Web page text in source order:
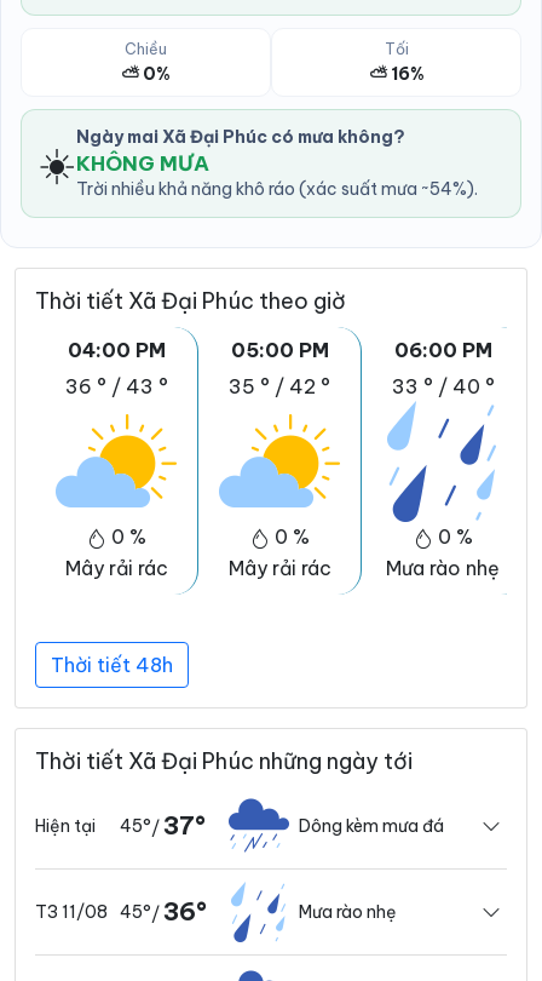
Chiều
⛅ 0%
Tối
⛅ 16%
☀️ Ngày mai Xã Đại Phúc có mưa không?
KHÔNG MƯA
Trời nhiều khả năng khô ráo (xác suất mưa ~54%).
Thời tiết Xã Đại Phúc theo giờ
04:00 PM
36 ° / 43 °
0 %
Mây rải rác
05:00 PM
35 ° / 42 °
0 %
Mây rải rác
06:00 PM
33 ° / 40 °
0 %
Mưa rào nhẹ
Thời tiết 48h
Thời tiết Xã Đại Phúc những ngày tới
Hiện tại 45°/ 37° Dông kèm mưa đá
T3 11/08 45°/ 36° Mưa rào nhẹ